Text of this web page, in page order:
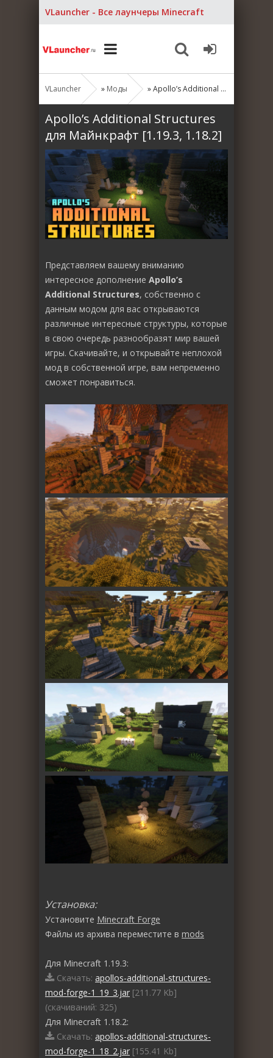
VLauncher - Все лаунчеры Minecraft
VLauncher » Моды » Apollo’s Additional Structures для Майнкрафт [1.19.3, 1.18.2]
Apollo’s Additional Structures
для Майнкрафт [1.19.3, 1.18.2]
Представляем вашему вниманию
интересное дополнение Apollo’s
Additional Structures, собственно с
данным модом для вас открываются
различные интересные структуры, которые
в свою очередь разнообразят мир вашей
игры. Скачивайте, и открывайте неплохой
мод в собственной игре, вам непременно
сможет понравиться.
Установка:
Установите Minecraft Forge
Файлы из архива переместите в mods
Для Minecraft 1.19.3:
Скачать: apollos-additional-structures-
mod-forge-1_19_3.jar [211.77 Kb]
(cкачиваний: 325)
Для Minecraft 1.18.2:
Скачать: apollos-additional-structures-
mod-forge-1_18_2.jar [155.41 Kb]